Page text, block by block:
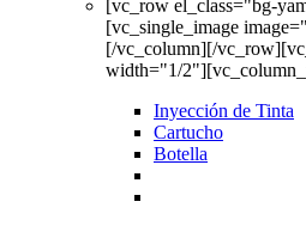
[vc_row el_class="bg-
[vc_single_image
[/vc_column][/
width="1/
Inyección de Tinta
Cartucho
Botella